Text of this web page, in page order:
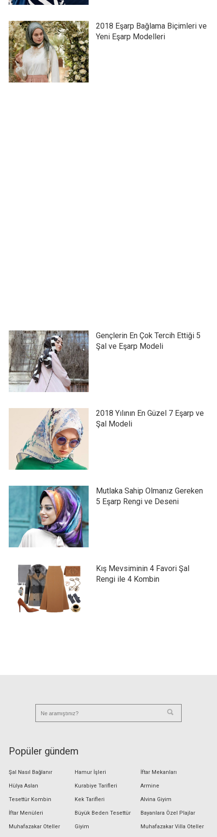
2018 Eşarp Bağlama Biçimleri ve
Yeni Eşarp Modelleri
Gençlerin En Çok Tercih Ettiği 5
Şal ve Eşarp Modeli
2018 Yılının En Güzel 7 Eşarp ve
Şal Modeli
Mutlaka Sahip Olmanız Gereken
5 Eşarp Rengi ve Deseni
Kış Mevsiminin 4 Favori Şal
Rengi ile 4 Kombin
Popüler gündem
Şal Nasıl Bağlanır
Hülya Aslan
Tesettür Kombin
İftar Menüleri
Muhafazakar Oteller
Hamur İşleri
Kurabiye Tarifleri
Kek Tarifleri
Büyük Beden Tesettür
Giyim
İftar Mekanları
Armine
Alvina Giyim
Bayanlara Özel Plajlar
Muhafazakar Villa Oteller